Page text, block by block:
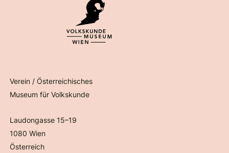
Verein / Österreichisches
Museum für Volkskunde
Laudongasse 15–19
1080 Wien
Österreich